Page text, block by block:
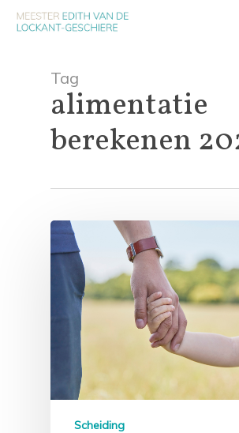
Tag
alimentatie
berekenen
Scheiding